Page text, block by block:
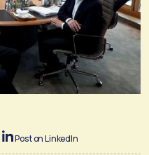
Post on LinkedIn